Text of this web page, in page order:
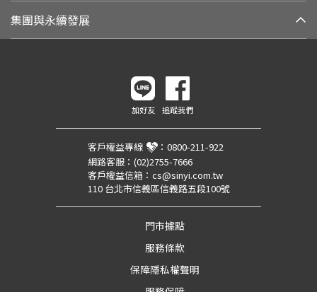
集團與永續發展
加好友 追蹤我們
客戶權益專線 ： 0800-211-922
網路客服： (02)2755-7666
客戶權益信箱： cs@sinyi.com.tw
110 台北市信義區信義路五段100號
門市據點
服務條款
保障隱私權聲明